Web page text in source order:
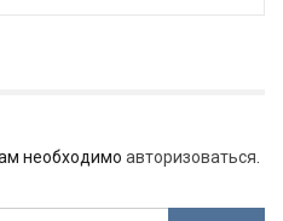
необходимо авторизоваться.